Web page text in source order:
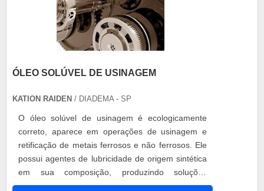
ÓLEO SOLÚVEL DE USINAGEM
KATION RAIDEN / DIADEMA - SP
O óleo solúvel de usinagem é ecologicamente
correto, aparece em operações de usinagem e
retificação de metais ferrosos e não ferrosos. Ele
possui agentes de lubricidade de origem sintética
em sua composição, produzindo soluções
estáveis e transparentes, que permitem a